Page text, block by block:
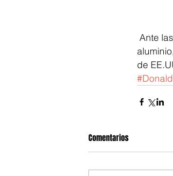
de
Comentarios